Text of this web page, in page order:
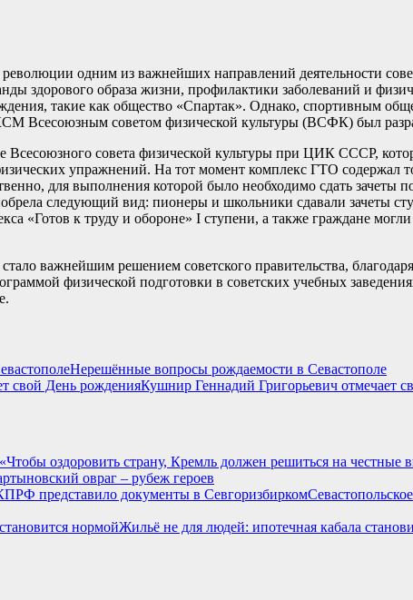
одним из важнейших направлений деятельности
здорового образа жизни, профилактики заболеваний и
такие как общество «Спартак». Однако, спортивным
Всесоюзным советом физической культуры (ВСФК) был
Всесоюзного совета физической культуры при ЦИК СССР,
упражнений. На тот момент комплекс ГТО содержал
для выполнения которой было необходимо сдать
следующий вид: пионеры и школьники сдавали зачеты
«Готов к труду и обороне» I ступени, а также граждане
важнейшим решением советского правительства,
физической подготовки в советских учебных
Нерешённые вопросы рождаемости в Севастополе
Кушнир Геннадий Григорьевич отмечает
оздоровить страну, Кремль должен решиться на честные
овраг – рубеж героев
Жильё не для людей: ипотечная кабала